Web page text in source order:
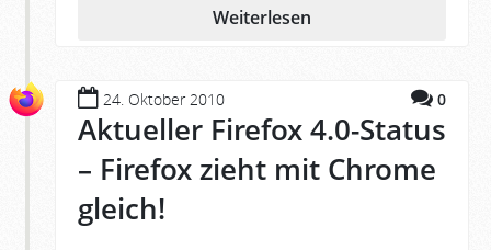
Weiterlesen
24. Oktober 2010 0
Aktueller Firefox 4.0-Status
– Firefox zieht mit Chrome
gleich!